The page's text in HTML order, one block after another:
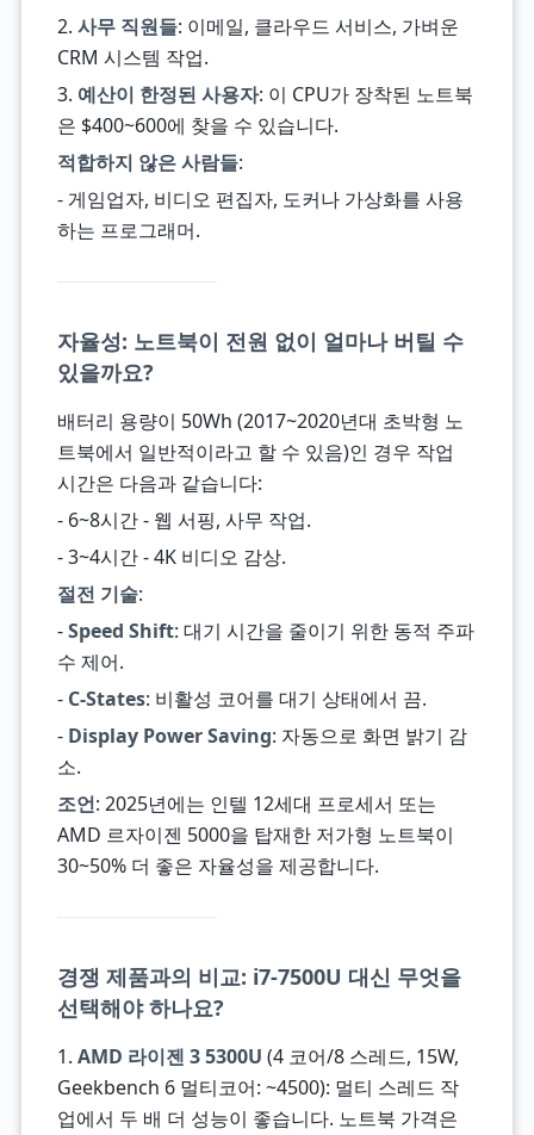
2. 사무 직원들: 이메일, 클라우드 서비스, 가벼운
CRM 시스템 작업.
3. 예산이 한정된 사용자: 이 CPU가 장착된 노트북
은 $400~600에 찾을 수 있습니다.
적합하지 않은 사람들:
- 게임업자, 비디오 편집자, 도커나 가상화를 사용
하는 프로그래머.
자율성: 노트북이 전원 없이 얼마나 버틸 수
있을까요?
배터리 용량이 50Wh (2017~2020년대 초박형 노
트북에서 일반적이라고 할 수 있음)인 경우 작업
시간은 다음과 같습니다:
- 6~8시간 - 웹 서핑, 사무 작업.
- 3~4시간 - 4K 비디오 감상.
절전 기술:
-Speed Shift: 대기 시간을 줄이기 위한 동적 주파
수 제어.
- C-States: 비활성 코어를 대기 상태에서 끔.
- Display Power Saving: 자동으로 화면 밝기 감
소.
조언: 2025년에는 인텔 12세대 프로세서 또는
AMD 르자이젠 5000을 탑재한 저가형 노트북이
30~50% 더 좋은 자율성을 제공합니다.
경쟁 제품과의 비교: i7-7500U 대신 무엇을
선택해야 하나요?
1. AMD 라이젠 3 5300U (4 코어/8 스레드, 15W,
Geekbench 6 멀티코어: ~4500): 멀티 스레드 작
업에서 두 배 더 성능이 좋습니다. 노트북 가격은